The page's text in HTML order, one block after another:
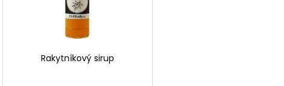
Rakytníkový sirup